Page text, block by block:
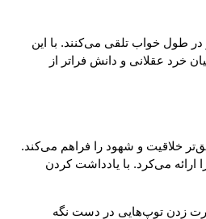
در طول خواب تلقی می‌کنند. با این
خرد عقلانی و دانش فراتر از
خلاقیت و شهود را فراهم می‌کند.
نشان می‌داد و پاسخ سؤالش را ارائه می‌کرد. با یادداشت کردن
چرت زدن توپ‌هایی در دست نگه